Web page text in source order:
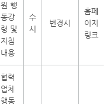
원 행
동강
령 및
지침
내용
수
시
변경시
홈페
이지
링크
협력
업체
행동